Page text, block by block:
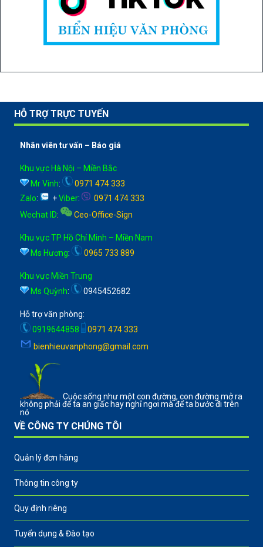
HỖ TRỢ TRỰC TUYẾN
Nhân viên tư vấn – Báo giá
Khu vực Hà Nội – Miền Bắc
Mr Vinh:
0971 474 333
Zalo: +Viber:
0971 474 333
Wechat ID: Ceo-Office-Sign
Khu vực TP Hồ Chí Minh – Miền Nam
Ms Hương: 0965 733 889
Khu vực Miền Trung
Ms Quỳnh: 0945452682
Hỗ trợ văn phòng:
0919644858
0971 474 333
bienhieuvanphong@gmail.com
Cuộc sống như một con đường, con đường mở ra
không phải để ta an giấc hay nghỉ ngơi mà để ta bước đi trên
nó
VỀ CÔNG TY CHÚNG TÔI
Quản lý đơn hàng
Thông tin công ty
Quy định riêng
Tuyển dụng & Đào tạo